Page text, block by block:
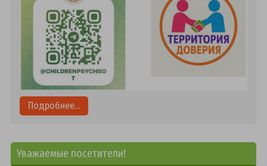
Подробнее...
Уважаемые посетители!